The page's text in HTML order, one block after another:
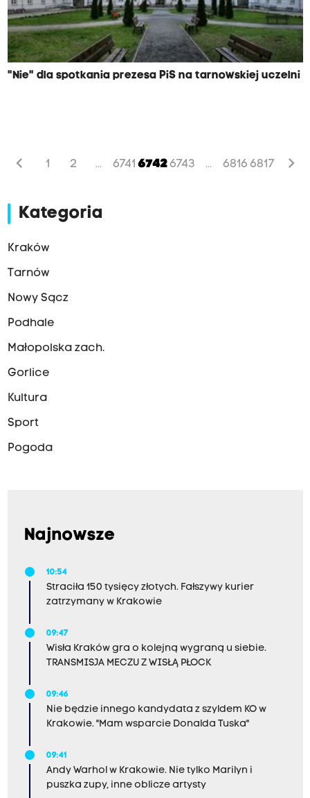
"Nie" dla spotkania prezesa PiS na tarnowskiej uczelni
chevron_left 1 2 ... 6741 6742 6743 ... 6816 6817 chevron_right
Kategoria
Kraków
Tarnów
Nowy Sącz
Podhale
Małopolska zach.
Gorlice
Kultura
Sport
Pogoda
Najnowsze
10:54
Straciła 150 tysięcy złotych. Fałszywy kurier
zatrzymany w Krakowie
09:47
Wisła Kraków gra o kolejną wygraną u siebie.
TRANSMISJA MECZU Z WISŁĄ PŁOCK
09:46
Nie będzie innego kandydata z szyldem KO w
Krakowie. "Mam wsparcie Donalda Tuska"
09:41
Andy Warhol w Krakowie. Nie tylko Marilyn i
puszka zupy, inne oblicze artysty